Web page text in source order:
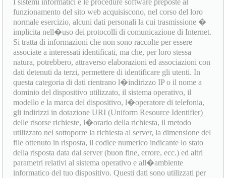
I sistemi informatici e le procedure software preposte al
funzionamento del sito web acquisiscono, nel corso del loro
normale esercizio, alcuni dati personali la cui trasmissione �
implicita nell�uso dei protocolli di comunicazione di Internet.
Si tratta di informazioni che non sono raccolte per essere
associate a interessati identificati, ma che, per loro stessa
natura, potrebbero, attraverso elaborazioni ed associazioni con
dati detenuti da terzi, permettere di identificare gli utenti. In
questa categoria di dati rientrano l�indirizzo IP o il nome a
dominio del dispositivo utilizzato, il sistema operativo, il
modello e la marca del dispositivo, l�operatore di telefonia,
gli indirizzi in dotazione URI (Uniform Resource Identifier)
delle risorse richieste, l�orario della richiesta, il metodo
utilizzato nel sottoporre la richiesta al server, la dimensione del
file ottenuto in risposta, il codice numerico indicante lo stato
della risposta data dal server (buon fine, errore, ecc.) ed altri
parametri relativi al sistema operativo e all�ambiente
informatico del tuo dispositivo. Questi dati sono utilizzati per